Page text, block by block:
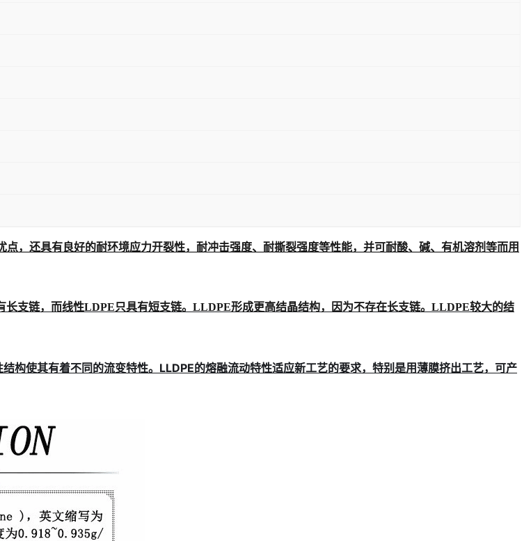
，还具有良好的耐环境应力开裂性，耐冲击强度、耐撕裂强度等性能，并可耐酸、碱、有机溶剂等而用
支链，而线性LDPE只具有短支链。LLDPE形成更高结晶结构，因为不存在长支链。LLDPE较大的结
构使其有着不同的流变特性。LLDPE的熔融流动特性适应新工艺的要求，特别是用薄膜挤出工艺，可产